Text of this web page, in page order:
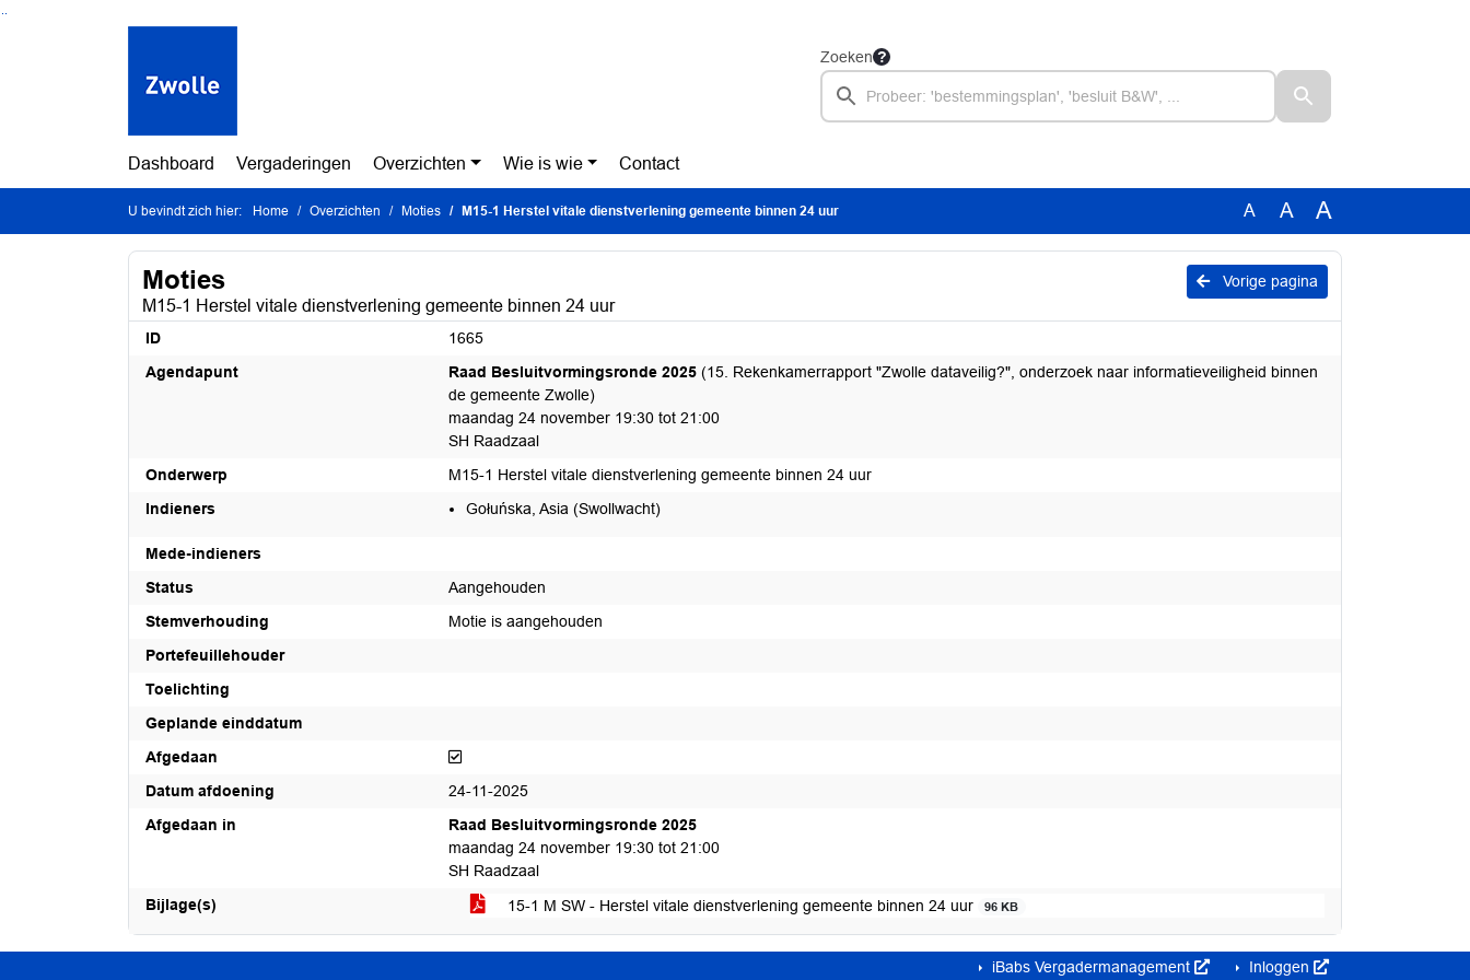
Ga naar de inhoud van deze pagina
Ga naar het zoeken
Ga naar het menu
Zoeken
Dashboard Vergaderingen Overzichten Wie is wie Contact
U bevindt zich hier: Home Overzichten Moties M15-1 Herstel vitale dienstverlening gemeente binnen 24 uur A A A
Vorige pagina
Moties
M15-1 Herstel vitale dienstverlening gemeente binnen 24 uur
ID
1665
Agendapunt
Raad Besluitvormingsronde 2025 (15. Rekenkamerrapport "Zwolle dataveilig?", onderzoek naar informatieveiligheid binnen
de gemeente Zwolle)
maandag 24 november 19:30 tot 21:00
SH Raadzaal
Onderwerp
M15-1 Herstel vitale dienstverlening gemeente binnen 24 uur
Indieners
Gołuńska, Asia (Swollwacht)
Mede-indieners
Status
Aangehouden
Stemverhouding
Motie is aangehouden
Portefeuillehouder
Toelichting
Geplande einddatum
Afgedaan
Afgedaan
Datum afdoening
24-11-2025
Afgedaan in
Raad Besluitvormingsronde 2025
maandag 24 november 19:30 tot 21:00
SH Raadzaal
Bijlage(s)
15-1 M SW - Herstel vitale dienstverlening gemeente binnen 24 uur 96 KB
iBabs Vergadermanagement Inloggen